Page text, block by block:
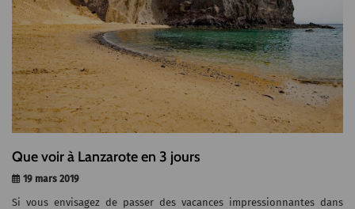
Que voir à Lanzarote en 3 jours
19 mars 2019
Si vous envisagez de passer des vacances impressionnantes dans